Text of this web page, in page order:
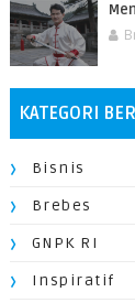
KATEGORI
Bisnis
Brebes
GNPK RI
Inspiratif